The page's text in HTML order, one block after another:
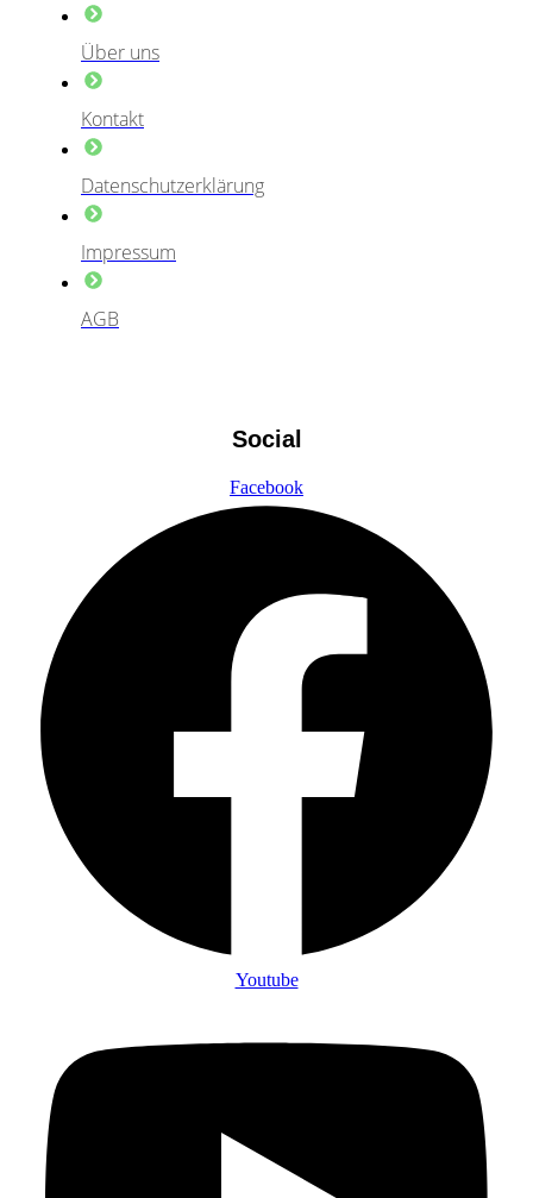
Über uns
Kontakt
Datenschutzerklärung
Impressum
AGB
Social
Facebook
Youtube